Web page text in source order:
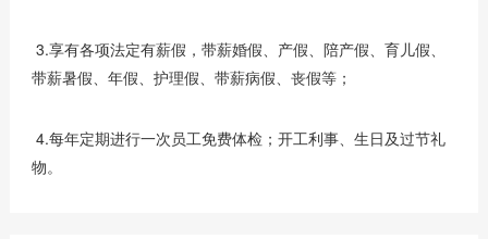
3.享有各项法定有薪假，带薪婚假、产假、陪产假、育儿假、
带薪暑假、年假、护理假、带薪病假、丧假等；
4.每年定期进行一次员工免费体检；开工利事、生日及过节礼
物。